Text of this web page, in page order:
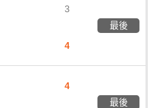
3
最後
4
4
最後